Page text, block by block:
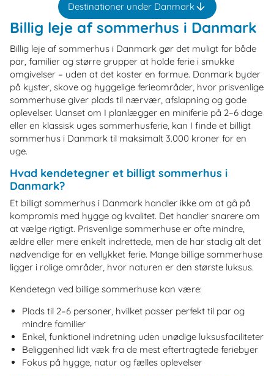
Destinationer under Danmark
Billig leje af sommerhus i Danmark
Billig leje af sommerhus i Danmark gør det muligt for både
par, familier og større grupper at holde ferie i smukke
omgivelser – uden at det koster en formue. Danmark byder
på kyster, skove og hyggelige ferieområder, hvor prisvenlige
sommerhuse giver plads til nærvær, afslapning og gode
oplevelser. Uanset om I planlægger en miniferie på 2–6 dage
eller en klassisk uges sommerhusferie, kan I finde et billigt
sommerhus i Danmark til maksimalt 3.000 kroner for en
uge.
Hvad kendetegner et billigt sommerhus i
Danmark?
Et billigt sommerhus i Danmark handler ikke om at gå på
kompromis med hygge og kvalitet. Det handler snarere om
at vælge rigtigt. Prisvenlige sommerhuse er ofte mindre,
ældre eller mere enkelt indrettede, men de har stadig alt det
nødvendige for en vellykket ferie. Mange billige sommerhuse
ligger i rolige områder, hvor naturen er den største luksus.
Kendetegn ved billige sommerhuse kan være:
Plads til 2–6 personer, hvilket passer perfekt til par og
mindre familier
Enkel, funktionel indretning uden unødige luksusfaciliteter
Beliggenhed lidt væk fra de mest eftertragtede feriebyer
Fokus på hygge, natur og fælles oplevelser